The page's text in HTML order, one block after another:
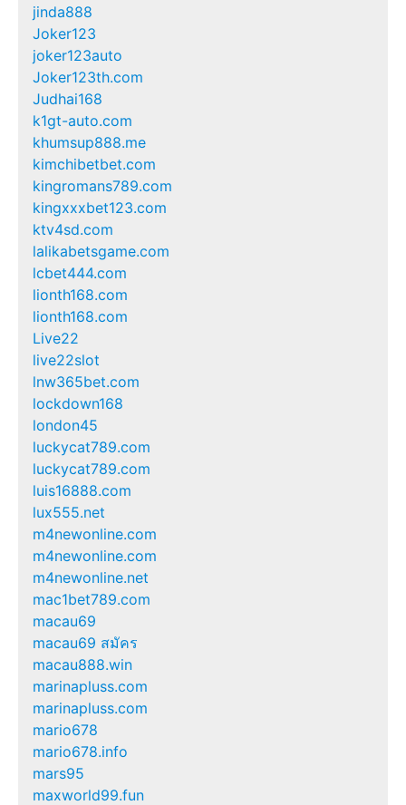
jinda888
Joker123
joker123auto
Joker123th.com
Judhai168
k1gt-auto.com
khumsup888.me
kimchibetbet.com
kingromans789.com
kingxxxbet123.com
ktv4sd.com
lalikabetsgame.com
lcbet444.com
lionth168.com
lionth168.com
Live22
live22slot
lnw365bet.com
lockdown168
london45
luckycat789.com
luckycat789.com
luis16888.com
lux555.net
m4newonline.com
m4newonline.com
m4newonline.net
mac1bet789.com
macau69
macau69 สมัคร
macau888.win
marinapluss.com
marinapluss.com
mario678
mario678.info
mars95
maxworld99.fun